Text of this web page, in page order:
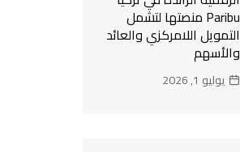
Paribu منصتها لتشمل
التمويل اللامركزي والعائد
والأسهم
يوليو 1, 2026